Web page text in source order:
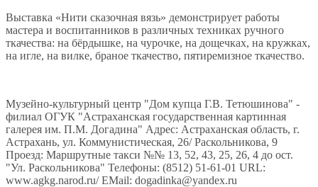
Выставка «Нити сказочная вязь» демонстрирует работы
мастера и воспитанников в различных техниках ручного
ткачества: на бёрдышке, на чурочке, на дощечках, на кружках,
на игле, на вилке, браное ткачество, пятиремизное ткачество.
Музейно-культурный центр "Дом купца Г.В. Тетюшинова" -
филиал ОГУК "Астраханская государственная картинная
галерея им. П.М. Догадина" Адрес: Астраханская область, г.
Астрахань, ул. Коммунистическая, 26/ Раскольникова, 9
Проезд: Маршрутные такси №№ 13, 52, 43, 25, 26, 4 до ост.
"Ул. Раскольникова" Телефоны: (8512) 51-61-01 URL:
www.agkg.narod.ru/ EMail: dogadinka@yandex.ru